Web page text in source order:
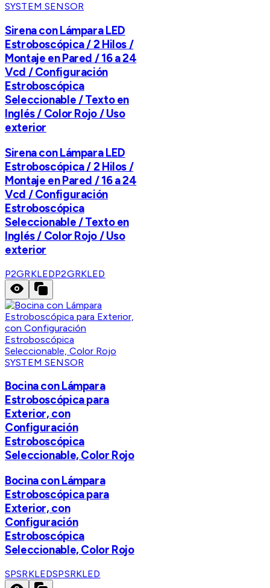
SYSTEM SENSOR
Sirena con Lámpara LED
Estroboscópica / 2 Hilos /
Montaje en Pared / 16 a 24
Vcd / Configuración
Estroboscópica
Seleccionable / Texto en
Inglés / Color Rojo / Uso
exterior
Sirena con Lámpara LED
Estroboscópica / 2 Hilos /
Montaje en Pared / 16 a 24
Vcd / Configuración
Estroboscópica
Seleccionable / Texto en
Inglés / Color Rojo / Uso
exterior
P2GRKLEDP2GRKLED
SYSTEM SENSOR
Bocina con Lámpara
Estroboscópica para
Exterior, con
Configuración
Estroboscópica
Seleccionable, Color Rojo
Bocina con Lámpara
Estroboscópica para
Exterior, con
Configuración
Estroboscópica
Seleccionable, Color Rojo
SPSRKLEDSPSRKLED